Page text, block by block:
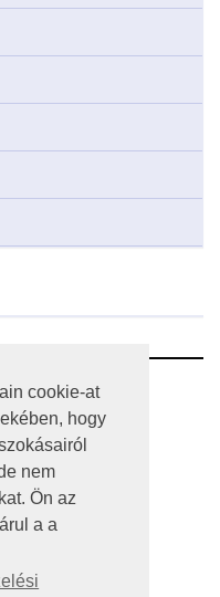
cookie-at
hogy
nem
Ön az
a a